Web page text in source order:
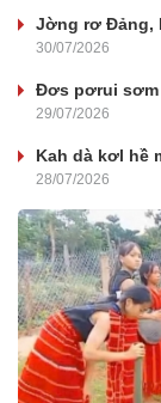
Jờng rơ Đảng,
30/07/2026
Đơs pơrui sơm
29/07/2026
Kah dà kơl hề
28/07/2026